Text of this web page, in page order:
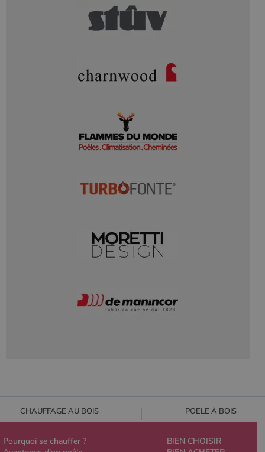
CHAUFFAGE AU BOIS POELE À BOIS
Pourquoi se chauffer ?
BIEN CHOISIR